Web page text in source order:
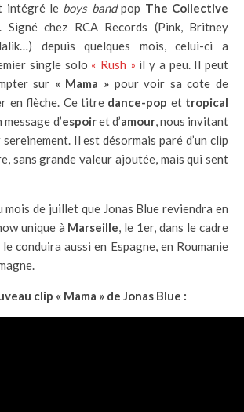
intégré le boys bandpop The Collective
chez RCA Records (Pink, Britney
depuis quelques mois, celui-ci a
single solo « Rush » il y a peu. Il peut
sur « Mama » pour voir sa cote de
en flèche. Ce titre dance-pop et tropical
d’espoiret d’amour, nous invitant
Il est désormais paré d’un clip
sans grande valeur ajoutée, mais qui sent
mois de juillet que Jonas Blue reviendra en
unique à Marseille, le 1er, dans le cadre
conduira aussi en Espagne, en Roumanie
clip « Mama » de Jonas Blue :